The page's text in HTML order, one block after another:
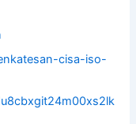
cisa-iso-